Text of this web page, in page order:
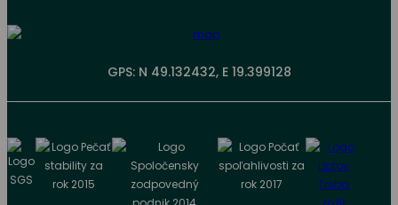
GPS: N 49.132432, E 19.399128